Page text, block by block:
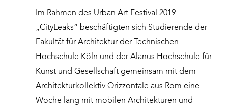
Im Rahmen des Urban Art Festival 2019
„CityLeaks“ beschäftigten sich Studierende der
Fakultät für Architektur der Technischen
Hochschule Köln und der Alanus Hochschule für
Kunst und Gesellschaft gemeinsam mit dem
Architekturkollektiv Orizzontale aus Rom eine
Woche lang mit mobilen Architekturen und